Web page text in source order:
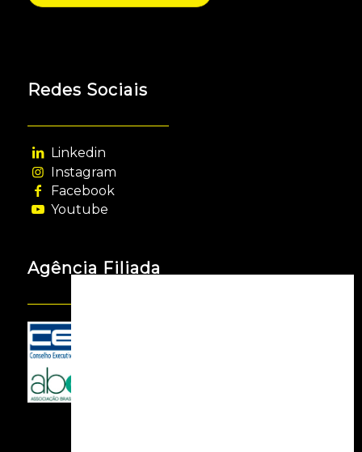
Redes Sociais
Linkedin
Instagram
Facebook
Youtube
Agência Filiada